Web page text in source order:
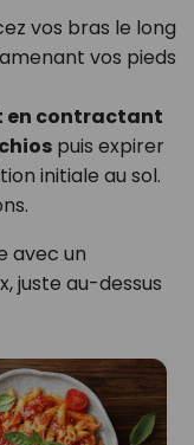
vos bras le long
vos pieds
en contractant
puis expirer
initiale au sol.
avec un
juste au-dessus